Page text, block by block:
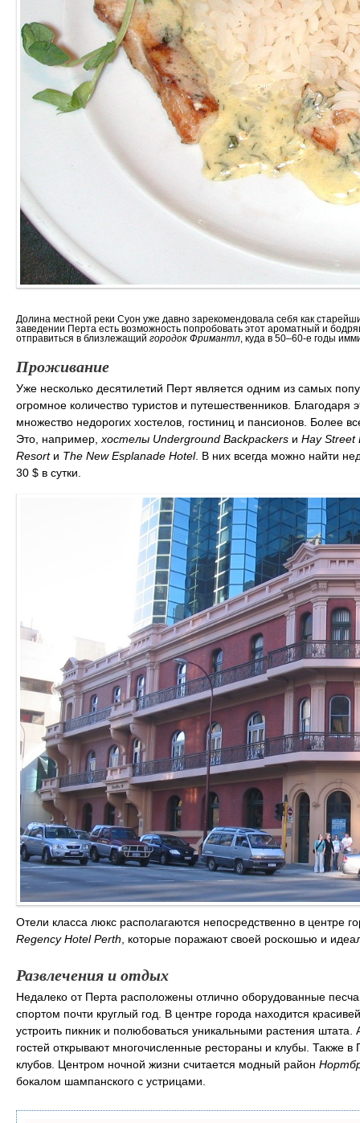
Долина местной реки Суон уже давно зарекомендовала себя как
заведении Перта есть возможность попробовать этот ароматный и
отправиться в близлежащий городок Фримантл , куда в 50–60-е годы
Проживание
Уже несколько десятилетий Перт является одним из самых
огромное количество туристов и путешественников.
множество недорогих хостелов, гостиниц и пансионов. Более
Это, например, хостелы Underground Backpackers и Hay Street
Resort и The New Esplanade Hotel. В них всегда можно найти
30 $ в сутки.
Отели класса люкс располагаются непосредственно в центре
Regency Hotel Perth , которые поражают своей роскошью и
Развлечения и отдых
Недалеко от Перта расположены отлично оборудованные
спортом почти круглый год. В центре города находится
устроить пикник и полюбоваться уникальными растения штата.
гостей открывают многочисленные рестораны и клубы. Также
клубов. Центром ночной жизни считается модный район
бокалом шампанского с устрицами.